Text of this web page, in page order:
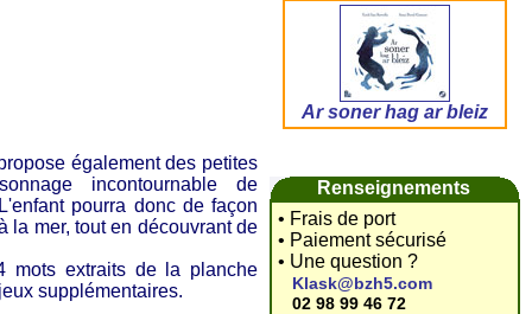
également des petites
incontournable de
pourra donc de façon
la mer, tout en découvrant de
mots extraits de la planche
supplémentaires.
Ar soner hag ar bleiz
Renseignements
• Frais de port
• Paiement sécurisé
• Une question ?
Klask@bzh5.com
02 98 99 46 72